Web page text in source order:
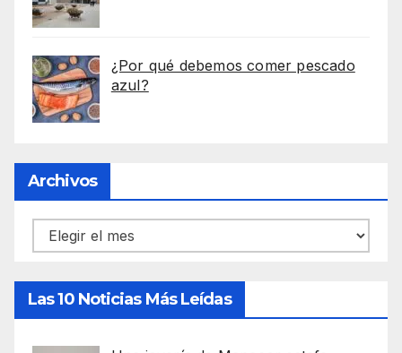
¿Por qué debemos comer pescado
azul?
Archivos
Archivos
Las 10 Noticias Más Leídas